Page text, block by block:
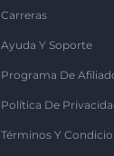
Carreras
Ayuda Y Soporte
Programa De
Política De
Términos Y